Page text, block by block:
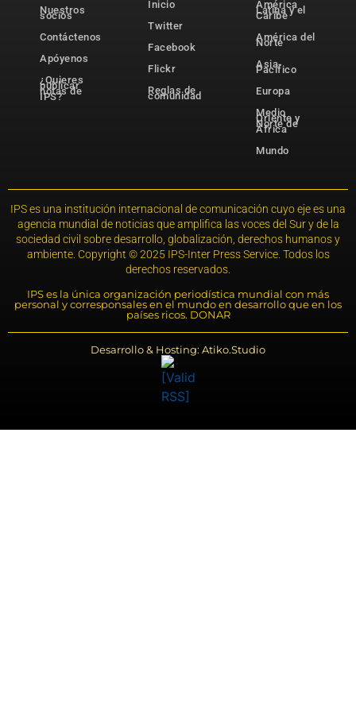
Nuestros
socios
Contáctenos
Apóyenos
¿Quieres
publicar
notas de
IPS?
Inicio
Twitter
Facebook
Flickr
Reglas de
comunidad
América
Latina y el
Caribe
América del
Norte
Asia-
Pacífico
Europa
Medio
Oriente y
Norte de
África
Mundo
IPS es una institución internacional de comunicación cuyo eje es una
agencia mundial de noticias que amplifica las voces del Sur y de la
sociedad civil sobre desarrollo, globalización, derechos humanos y
ambiente. Copyright © 2025 IPS-Inter Press Service. Todos los
derechos reservados.
IPS es la única organización periodística mundial con más
personal y corresponsales en el mundo en desarrollo que en los
países ricos. DONAR
Desarrollo & Hosting: Atiko.Studio